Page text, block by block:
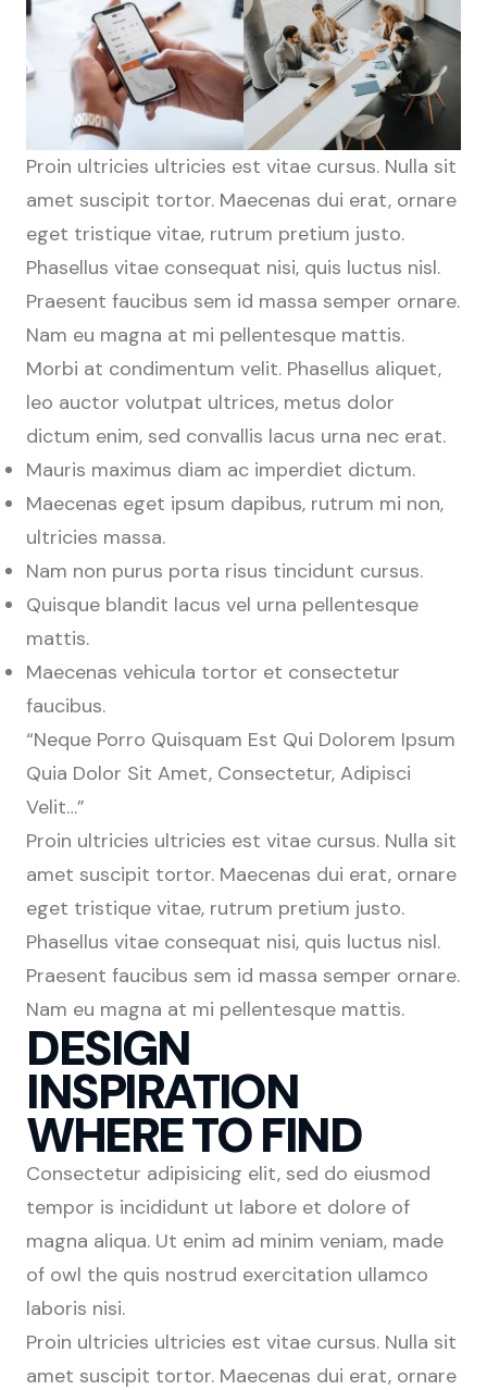
Proin ultricies ultricies est vitae cursus. Nulla sit
amet suscipit tortor. Maecenas dui erat, ornare
eget tristique vitae, rutrum pretium justo.
Phasellus vitae consequat nisi, quis luctus nisl.
Praesent faucibus sem id massa semper ornare.
Nam eu magna at mi pellentesque mattis.
Morbi at condimentum velit. Phasellus aliquet,
leo auctor volutpat ultrices, metus dolor
dictum enim, sed convallis lacus urna nec erat.
Mauris maximus diam ac imperdiet dictum.
Maecenas eget ipsum dapibus, rutrum mi non,
ultricies massa.
Nam non purus porta risus tincidunt cursus.
Quisque blandit lacus vel urna pellentesque
mattis.
Maecenas vehicula tortor et consectetur
faucibus.
“Neque Porro Quisquam Est Qui Dolorem Ipsum
Quia Dolor Sit Amet, Consectetur, Adipisci
Velit…”
Proin ultricies ultricies est vitae cursus. Nulla sit
amet suscipit tortor. Maecenas dui erat, ornare
eget tristique vitae, rutrum pretium justo.
Phasellus vitae consequat nisi, quis luctus nisl.
Praesent faucibus sem id massa semper ornare.
Nam eu magna at mi pellentesque mattis.
DESIGN
INSPIRATION
WHERE TO FIND
Consectetur adipisicing elit, sed do eiusmod
tempor is incididunt ut labore et dolore of
magna aliqua. Ut enim ad minim veniam, made
of owl the quis nostrud exercitation ullamco
laboris nisi.
Proin ultricies ultricies est vitae cursus. Nulla sit
amet suscipit tortor. Maecenas dui erat, ornare